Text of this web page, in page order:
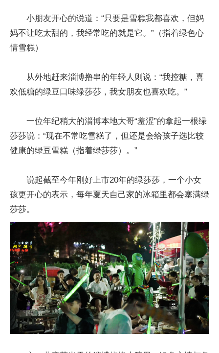
小朋友开心的说道：“只要是雪糕我都喜欢，但妈
妈不让吃太甜的，我经常吃的就是它。”（指着绿色心
情雪糕）
从外地赶来淄博撸串的年轻人则说：“我控糖，喜
欢低糖的绿豆口味绿莎莎，我女朋友也喜欢吃。”
一位年纪稍大的淄博本地大哥“羞涩”的拿起一根绿
莎莎说：“现在不常吃雪糕了，但还是会给孩子选比较
健康的绿豆雪糕（指着绿莎莎）。”
说起截至今年刚好上市20年的绿莎莎，一个小女
孩更开心的表示，每年夏天自己家的冰箱里都会塞满绿
莎莎。